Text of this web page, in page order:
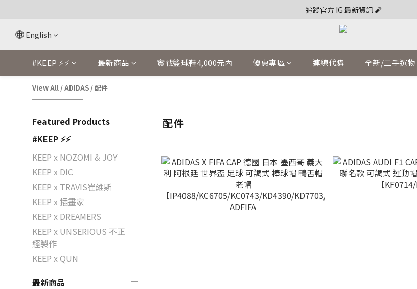
追蹤官方 IG 最新資訊 🧨
English
#KEEP ⚡⚡ 最新商品 實戰籃球鞋4,000元內 優惠專區 連線代購 全新/二手選物
View All /ADIDAS /配件
Featured Products
#KEEP ⚡⚡
KEEP x NOZOMI & JOY
KEEP x DIC
KEEP x TRAVIS崔維斯
KEEP x 插畫家
KEEP x DREAMERS
KEEP x UNSERIOUS 不正
經製作
KEEP x QUN
最新商品
配件